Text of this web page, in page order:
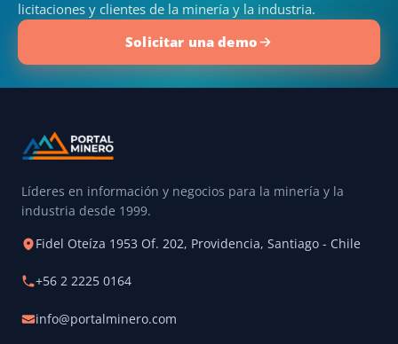
licitaciones y clientes de la minería y la industria.
Solicitar una demo
Líderes en información y negocios para la minería y la
industria desde 1999.
Fidel Oteíza 1953 Of. 202, Providencia, Santiago - Chile
+56 2 2225 0164
info@portalminero.com